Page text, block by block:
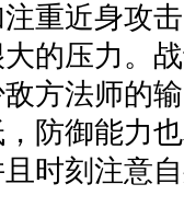
重近身攻
的压力。
方法师的
防御能力
时刻注意